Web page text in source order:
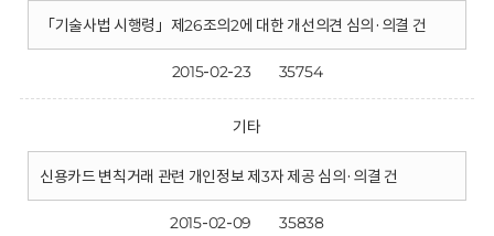
「기술사법 시행령」제26조의2에 대한 개선의견 심의·의결 건
2015-02-23 35754
기타
신용카드 변칙거래 관련 개인정보 제3자 제공 심의·의결 건
2015-02-09 35838